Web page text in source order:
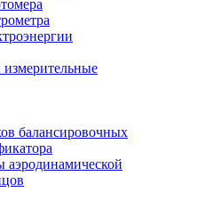
балансировочных
аэродинамической